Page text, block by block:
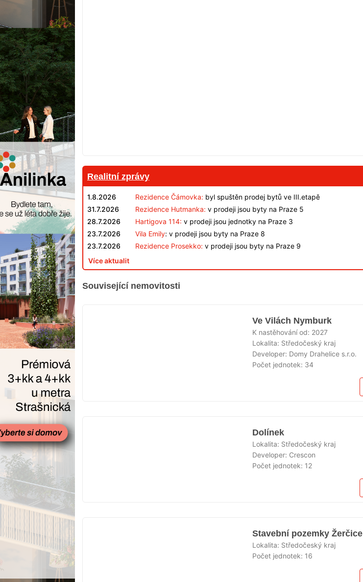
Realitní zprávy
1.8.2026 Rezidence Čámovka: byl spuštěn prodej bytů ve III.etapě
31.7.2026
Rezidence Hutmanka: v prodeji jsou byty na Praze 5
28.7.2026
Hartigova 114: v prodeji jsou jednotky na Praze 3
23.7.2026
Vila Emily: v prodeji jsou byty na Praze 8
23.7.2026
Rezidence Prosekko: v prodeji jsou byty na Praze 9
Více aktualit
Související nemovitosti
Ve Vilách Nymburk
K nastěhování od: 2027
Lokalita: Středočeský kraj
Developer: Domy Drahelice s.r.o.
Počet jednotek: 34
Dolínek
Lokalita: Středočeský kraj
Developer: Crescon
Počet jednotek: 12
Stavební pozemky Žerčice
Lokalita: Středočeský kraj
Počet jednotek: 16